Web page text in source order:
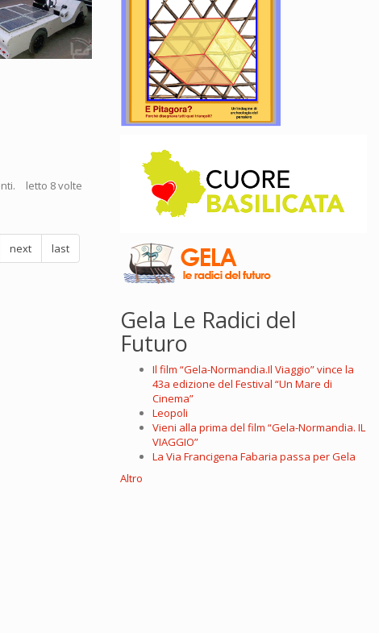
letto 8 volte
next last
Gela Le Radici del
Futuro
Il film “Gela-Normandia.Il Viaggio” vince la
43a edizione del Festival “Un Mare di
Cinema”
Leopoli
Vieni alla prima del film “Gela-Normandia. IL
VIAGGIO”
La Via Francigena Fabaria passa per Gela
Altro